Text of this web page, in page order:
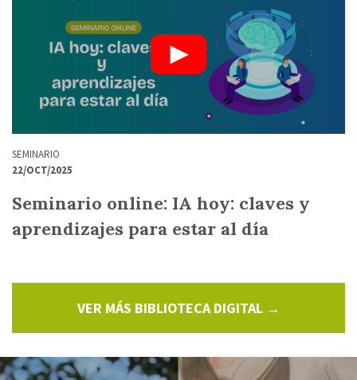
SEMINARIO
22/OCT/2025
Seminario online: IA hoy: claves y
aprendizajes para estar al día
VER MÁS BIBLIOTECA DIGITAL →